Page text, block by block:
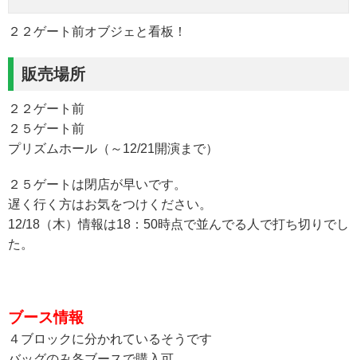
２２ゲート前オブジェと看板！
販売場所
２２ゲート前
２５ゲート前
プリズムホール（～12/21開演まで）
２５ゲートは閉店が早いです。
遅く行く方はお気をつけください。
12/18（木）情報は18：50時点で並んでる人で打ち切りでし
た。
ブース情報
４ブロックに分かれているそうです